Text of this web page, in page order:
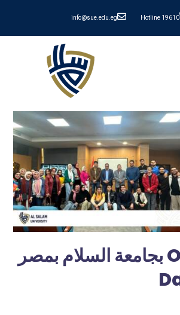
info@sue.edu.eg Hotline 19610
بجامعة السلام بمصر Open Mic